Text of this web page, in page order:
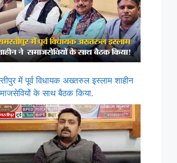
में पूर्व विधायक अख्तरुल इस्लाम शाहीन
के साथ बैठक किया.